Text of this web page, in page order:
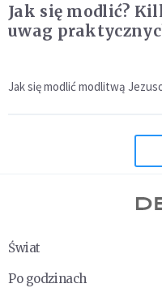
Jak się modlić?
uwag
Jak się modlić modlitwą
Świat
Po godzinach